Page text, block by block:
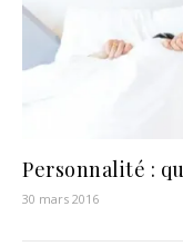
Personnalité :
30 mars 2016